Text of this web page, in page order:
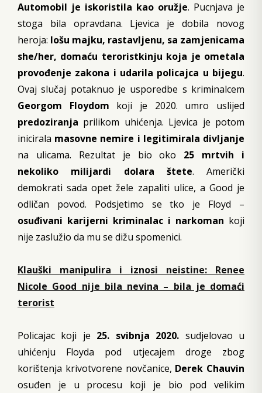
Automobil je iskoristila kao oružje. Pucnjava je
stoga bila opravdana. Ljevica je dobila novog
heroja: lošu majku, rastavljenu, sa zamjenicama
she/her, domaću teroristkinju koja je ometala
provođenje zakona i udarila policajca u bijegu.
Ovaj slučaj potaknuo je usporedbe s kriminalcem
Georgom Floydom koji je 2020. umro uslijed
predoziranja prilikom uhićenja. Ljevica je potom
inicirala masovne nemire i legitimirala divljanje
na ulicama. Rezultat je bio oko 25 mrtvih i
nekoliko milijardi dolara štete. Američki
demokrati sada opet žele zapaliti ulice, a Good je
odličan povod. Podsjetimo se tko je Floyd –
osuđivani karijerni kriminalac i narkoman koji
nije zaslužio da mu se dižu spomenici.
Klauški manipulira i iznosi neistine: Renee
Nicole Good nije bila nevina – bila je domaći
terorist
Policajac koji je 25. svibnja 2020. sudjelovao u
uhićenju Floyda pod utjecajem droge zbog
korištenja krivotvorene novčanice, Derek Chauvin
osuđen je u procesu koji je bio pod velikim